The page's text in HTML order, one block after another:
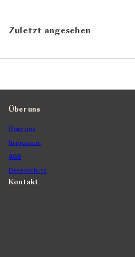
Zuletzt angesehen
Über uns
Über uns
Impressum
AGB
Datenschutz
Kontakt